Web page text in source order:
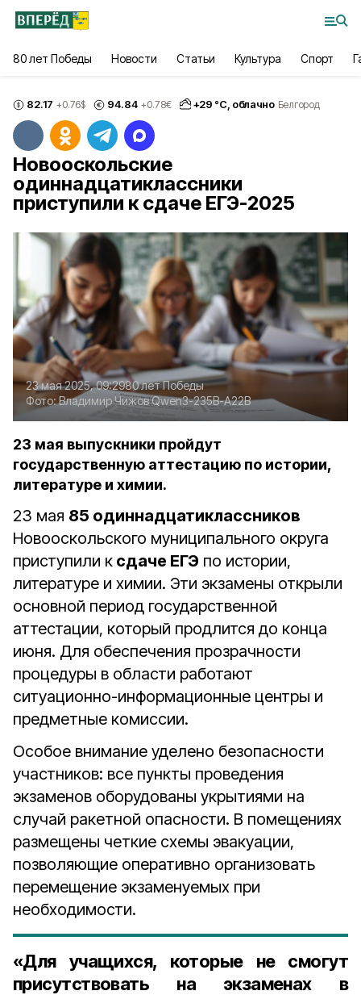
80 лет Победы Новости Статьи Культура Спорт
82.17 +0.76$ 94.84 +0.78€ +29 °С, облачно Белгород
Новооскольские
одиннадцатиклассники
приступили к сдаче ЕГЭ-2025
23 мая 2025, 09:2980 лет Победы
Фото:Владимир ЧижовQwen3-235B-A22B
23 мая выпускники пройдут
государственную аттестацию по истории,
литературе и химии.
23 мая 85 одиннадцатиклассников
Новооскольского муниципального округа
приступили к сдаче ЕГЭ по истории,
литературе и химии. Эти экзамены открыли
основной период государственной
аттестации, который продлится до конца
июня. Для обеспечения прозрачности
процедуры в области работают
ситуационно-информационные центры и
предметные комиссии.
Особое внимание уделено безопасности
участников: все пункты проведения
экзаменов оборудованы укрытиями на
случай ракетной опасности. В помещениях
размещены четкие схемы эвакуации,
позволяющие оперативно организовать
перемещение экзаменуемых при
необходимости.
«Для учащихся, которые не смогут
присутствовать на экзаменах в